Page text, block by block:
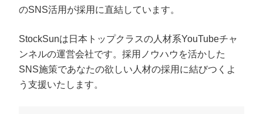
のSNS活用が採用に直結しています。
StockSunは日本トップクラスの人材系YouTubeチャ
ンネルの運営会社です。採用ノウハウを活かした
SNS施策であなたの欲しい人材の採用に結びつくよ
う支援いたします。